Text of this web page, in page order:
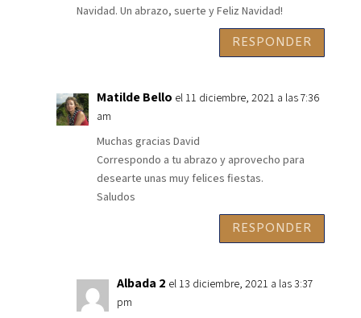
Navidad. Un abrazo, suerte y Feliz Navidad!
RESPONDER
Matilde Bello el 11 diciembre, 2021 a las 7:36
am
Muchas gracias David
Correspondo a tu abrazo y aprovecho para
desearte unas muy felices fiestas.
Saludos
RESPONDER
Albada 2 el 13 diciembre, 2021 a las 3:37
pm